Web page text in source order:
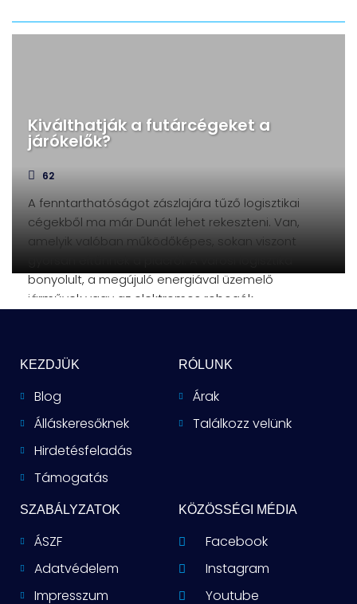
Kiválthatják a futárcégeket a
járókelők?
62
A fenntarthatóságot zászlajára tűző logisztikai
cégekből ma már Dunát lehet rekeszteni. Van,
amelyik valóban működőképes, sokan viszont
bonyolult, a megújuló energiával üzemelő
járművek vagy az elektromos robogók
KEZDJÜK
Blog
Álláskeresőknek
Hirdetésfeladás
Támogatás
RÓLUNK
Árak
Találkozz velünk
SZABÁLYZATOK
ÁSZF
Adatvédelem
Impresszum
KÖZÖSSÉGI MÉDIA
Facebook
Instagram
Youtube